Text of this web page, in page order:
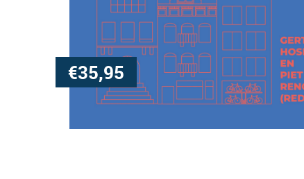
€35,95